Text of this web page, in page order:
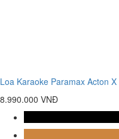
Loa Karaoke Paramax Acton X
8.990.000 VNĐ